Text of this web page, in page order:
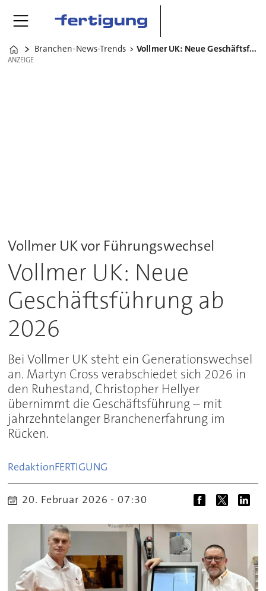
Home
Branchen-News-Trends Vollmer UK: Neue Geschäftsführung ab 2026
ANZEIGE
ANZEIGE
Vollmer UK vor Führungswechsel
Vollmer UK: Neue
Geschäftsführung ab
2026
Bei Vollmer UK steht ein Generationswechsel
an. Martyn Cross verabschiedet sich 2026 in
den Ruhestand, Christopher Hellyer
übernimmt die Geschäftsführung – mit
jahrzehntelanger Branchenerfahrung im
Rücken.
RedaktionFERTIGUNG
20. Februar 2026 - 07:30